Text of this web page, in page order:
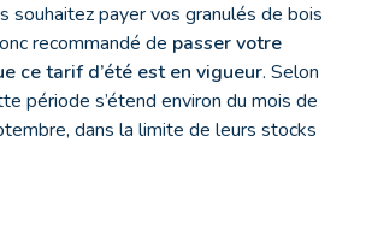
souhaitez payer vos granulés de bois
recommandé de passer votre
ce tarif d’été est en vigueur. Selon
période s’étend environ du mois de
dans la limite de leurs stocks